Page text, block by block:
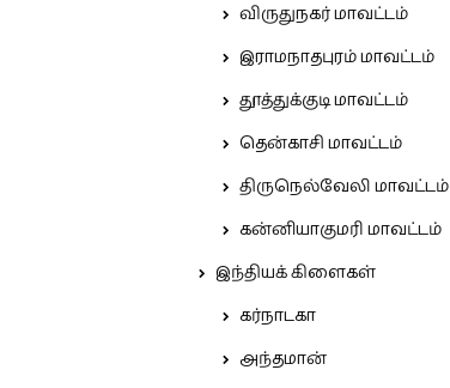
விருதுநகர் மாவட்டம்
இராமநாதபுரம் மாவட்டம்
தூத்துக்குடி மாவட்டம்
தென்காசி மாவட்டம்
திருநெல்வேலி மாவட்டம்
கன்னியாகுமரி மாவட்டம்
இந்தியக் கிளைகள்
கர்நாடகா
அந்தமான்